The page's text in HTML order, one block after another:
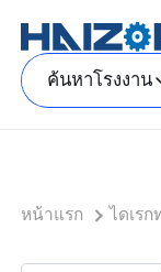
ค้นหาโรงงาน
หน้าแรก ไดเรก